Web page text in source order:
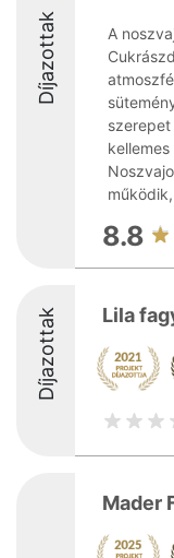
Díjazottak
A
8.8
Díjazottak Lila
Mader